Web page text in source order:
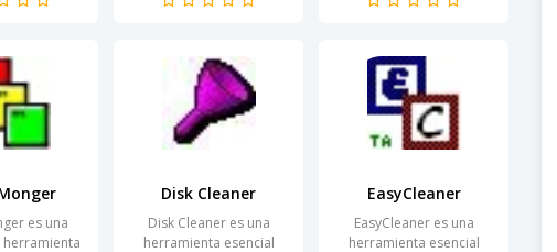
es una
Disk Cleaner
Disk Cleaner es una
herramienta esencial
EasyCleaner
EasyCleaner es una
herramienta esencial